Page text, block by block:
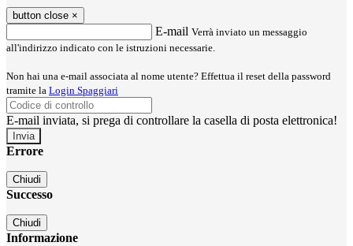
button close ×
E-mail Verrà inviato un messaggio
all'indirizzo indicato con le istruzioni necessarie.
Non hai una e-mail associata al nome utente? Effettua il reset della password
tramite la Login Spaggiari
E-mail inviata, si prega di controllare la casella di posta elettronica!
Errore
Chiudi
Successo
Chiudi
Informazione